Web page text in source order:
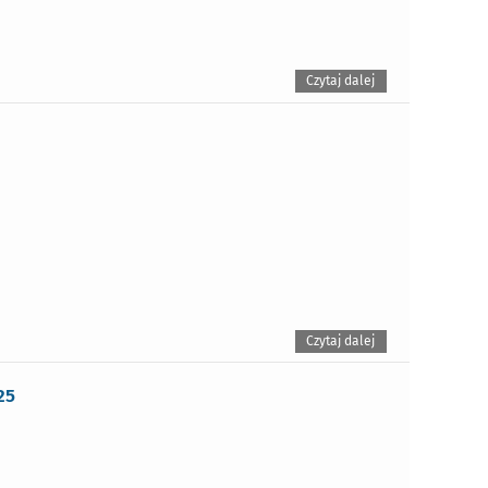
Czytaj dalej
Czytaj dalej